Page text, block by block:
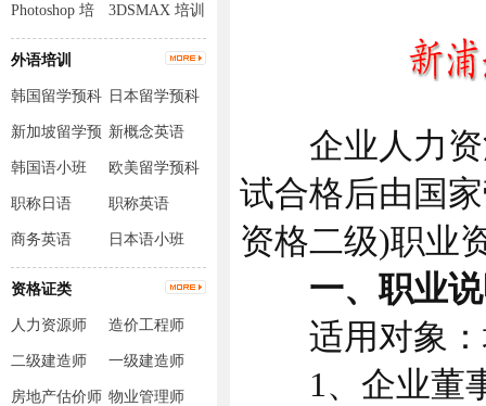
Photoshop 培
训
3DSMAX 培训
外语培训
韩国留学预科
班
日本留学预科
班
新加坡留学预
科班
新概念英语
韩国语小班
欧美留学预科
班
职称日语 职称英语
商务英语 日本语小班
资格证类
人力资源师 造价工程师
二级建造师 一级建造师
房地产估价师 物业管理师
企业人力资
试合格后由国
资格二级)职业
一、职业说
适用对象：
1、企业董事